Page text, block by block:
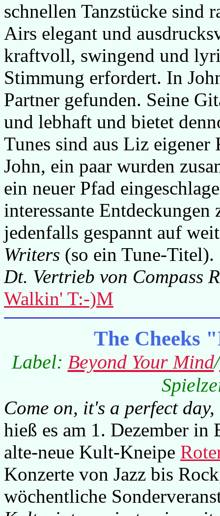
schnellen Tanzstücke sind
Airs elegant und
kraftvoll, swingend und
Stimmung erfordert. In
Partner gefunden. Seine
und lebhaft und bietet
Tunes sind aus Liz eigener
John, ein paar wurden
ein neuer Pfad
interessante
jedenfalls gespannt auf
Writers (so ein Tune-Titel).
Dt. Vertrieb von Compass
Walkin' T:-)M
The Cheeks
Label: Beyond Your Mind/
Come on, it's a perfect
hieß es am 1. Dezember
alte-neue Kult-Kneipe
Konzerte von Jazz bis
wöchentliche